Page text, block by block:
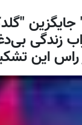
جایگزین
زندگی
راس این